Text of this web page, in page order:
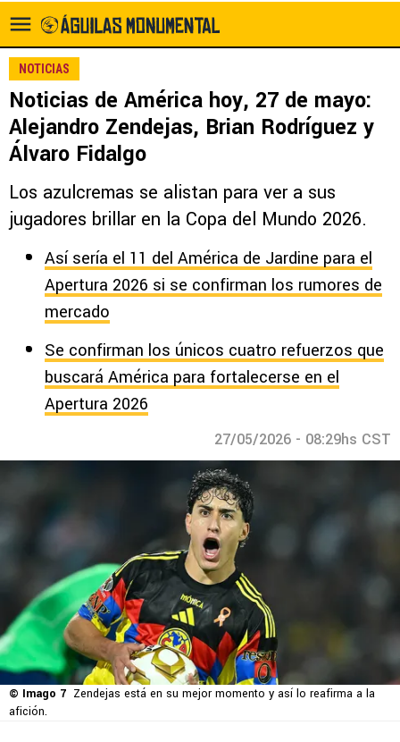
NOTICIAS
Noticias de América hoy, 27 de mayo:
Alejandro Zendejas, Brian Rodríguez y
Álvaro Fidalgo
Los azulcremas se alistan para ver a sus
jugadores brillar en la Copa del Mundo 2026.
Así sería el 11 del América de Jardine para el
Apertura 2026 si se confirman los rumores de
mercado
Se confirman los únicos cuatro refuerzos que
buscará América para fortalecerse en el
Apertura 2026
27/05/2026 - 08:29hs CST
© Imago 7 Zendejas está en su mejor momento y así lo reafirma a la
afición.